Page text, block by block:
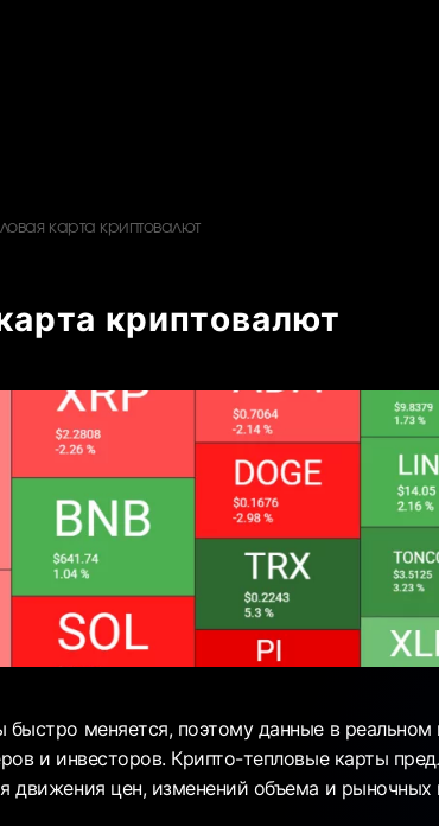
карта криптовалют
криптовалют
быстро меняется, поэтому данные в
и инвесторов. Крипто-тепловые карты
движения цен, изменений объема и рыночных